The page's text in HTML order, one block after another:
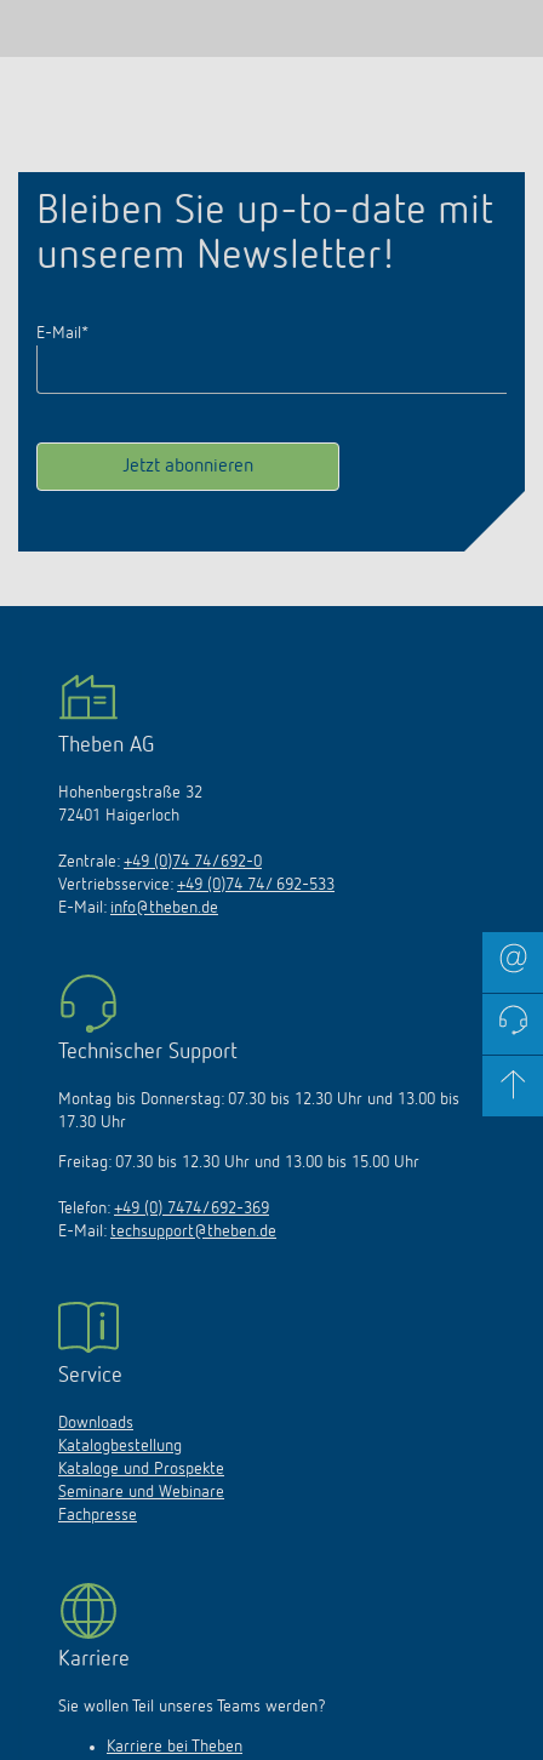
Bleiben Sie up-to-date mit
unserem Newsletter!
E-Mail *
Theben AG
Hohenbergstraße 32
72401 Haigerloch
Zentrale: +49 (0)74 74/692-0
Vertriebsservice: +49 (0)74 74/ 692-533
E-Mail: info@theben.de
Technischer Support
Montag bis Donnerstag: 07.30 bis 12.30 Uhr und 13.00 bis
17.30 Uhr
Freitag: 07.30 bis 12.30 Uhr und 13.00 bis 15.00 Uhr
Telefon: +49 (0) 7474/692-369
E-Mail: techsupport@theben.de
Service
Downloads
Katalogbestellung
Kataloge und Prospekte
Seminare und Webinare
Fachpresse
Karriere
Sie wollen Teil unseres Teams werden?
Karriere bei Theben